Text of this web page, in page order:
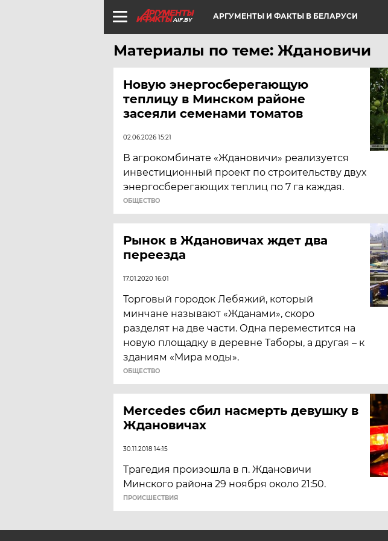
AIF.BY АРГУМЕНТЫ И ФАКТЫ В БЕЛАРУСИ
Материалы по теме: Ждановичи
Новую энергосберегающую
теплицу в Минском районе
засеяли семенами томатов
02.06.2026 15:21
В агрокомбинате «Ждановичи» реализуется
инвестиционный проект по строительству двух
энергосберегающих теплиц по 7 га каждая.
ОБЩЕСТВО
Рынок в Ждановичах ждет два
переезда
17.01.2020 16:01
Торговый городок Лебяжий, который
минчане называют «Жданами», скоро
разделят на две части. Одна переместится на
новую площадку в деревне Таборы, а другая – к
зданиям «Мира моды».
ОБЩЕСТВО
Mercedes сбил насмерть девушку в
Ждановичах
30.11.2018 14:15
Трагедия произошла в п. Ждановичи
Минского района 29 ноября около 21:50.
ПРОИСШЕСТВИЯ